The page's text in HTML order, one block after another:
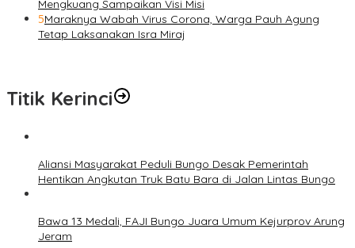
Mengkuang Sampaikan Visi Misi
5Maraknya Wabah Virus Corona, Warga Pauh Agung
Tetap Laksanakan Isra Miraj
Titik Kerinci
Aliansi Masyarakat Peduli Bungo Desak Pemerintah
Hentikan Angkutan Truk Batu Bara di Jalan Lintas Bungo
Bawa 13 Medali, FAJI Bungo Juara Umum Kejurprov Arung
Jeram